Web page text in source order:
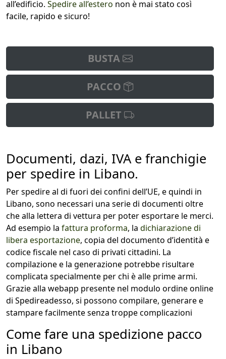
all’edificio. Spedire all’estero non è mai stato così
facile, rapido e sicuro!
BUSTA
PACCO
PALLET
Documenti, dazi, IVA e franchigie
per spedire in Libano.
Per spedire al di fuori dei confini dell’UE, e quindi in
Libano, sono necessari una serie di documenti oltre
che alla lettera di vettura per poter esportare le merci.
Ad esempio la fattura proforma, la dichiarazione di
libera esportazione, copia del documento d’identità e
codice fiscale nel caso di privati cittadini. La
compilazione e la generazione potrebbe risultare
complicata specialmente per chi è alle prime armi.
Grazie alla webapp presente nel modulo ordine online
di Spedireadesso, si possono compilare, generare e
stampare facilmente senza troppe complicazioni
Come fare una spedizione pacco
in Libano